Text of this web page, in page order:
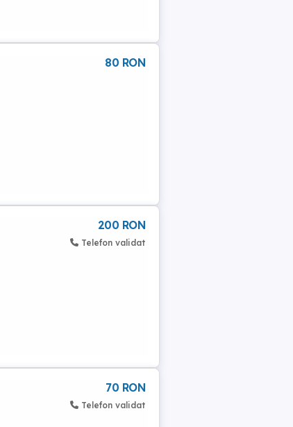
80 RON
200 RON
Telefon validat
70 RON
Telefon validat